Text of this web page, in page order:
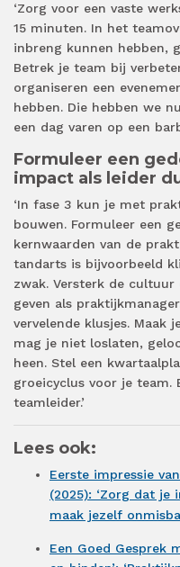
‘Zorg voor een vaste
15 minuten. In het
inbreng kunnen hebben,
Betrek je team bij
organiseren een
hebben. Die hebben we
een dag varen op een
Formuleer een
impact als leider
‘In fase 3 kun je met
bouwen. Formuleer een
kernwaarden van de
tandarts is bijvoorbeeld
zwak. Versterk de
geven als
vervelende klusjes. Maak
mag je niet loslaten,
heen. Stel een
groeicyclus voor je team.
teamleider.’
Lees ook:
Eerste impressie
(2025): ‘Zorg dat je
maak jezelf
Een Goed Gesprek